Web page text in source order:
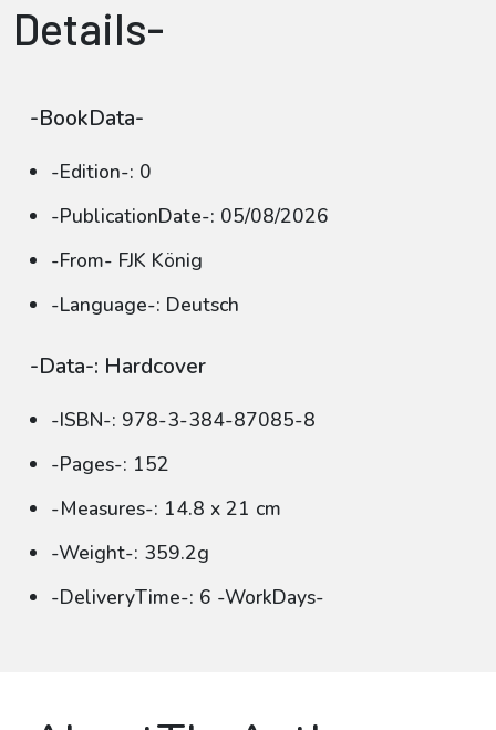
Details-
-BookData-
-Edition-: 0
-PublicationDate-: 05/08/2026
-From- FJK König
-Language-: Deutsch
-Data-: Hardcover
-ISBN-: 978-3-384-87085-8
-Pages-: 152
-Measures-: 14.8 x 21 cm
-Weight-: 359.2g
-DeliveryTime-: 6 -WorkDays-